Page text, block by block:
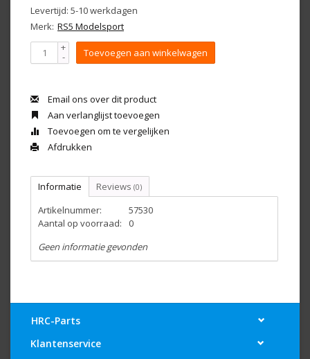
Levertijd: 5-10 werkdagen
Merk: RS5 Modelsport
+
- Toevoegen aan winkelwagen
Email ons over dit product
Aan verlanglijst toevoegen
Toevoegen om te vergelijken
Afdrukken
Informatie Reviews (0)
Artikelnummer:
57530
Aantal op voorraad:
0
Geen informatie gevonden
HRC-Parts
Klantenservice